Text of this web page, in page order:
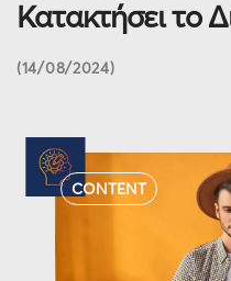
Κατακτήσει το
14/08/2024
CONTENT